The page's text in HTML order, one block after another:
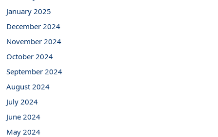
January 2025
December 2024
November 2024
October 2024
September 2024
August 2024
July 2024
June 2024
May 2024